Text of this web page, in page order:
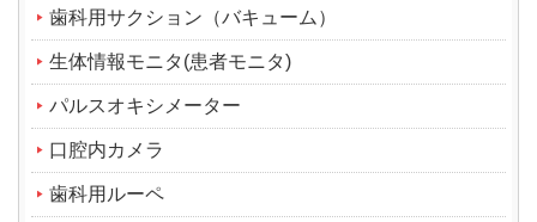
歯科用サクション（バキューム）
生体情報モニタ(患者モニタ)
パルスオキシメーター
口腔内カメラ
歯科用ルーペ